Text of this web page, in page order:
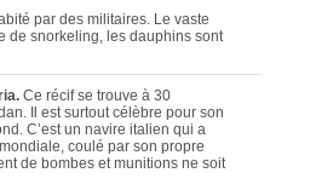
par des militaires. Le vaste
de snorkeling, les dauphins sont
Ce récif se trouve à 30
Il est surtout célèbre pour son
C’est un navire italien qui a
coulé par son propre
de bombes et munitions ne soit